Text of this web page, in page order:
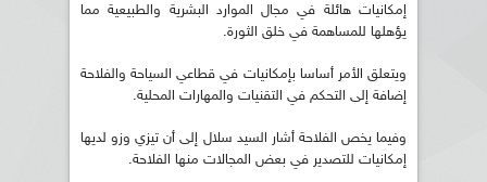
إمكانيات هائلة في مجال الموارد البشرية والطبيعية مما
يؤهلها للمساهمة في خلق الثورة.
ويتعلق الأمر أساسا بإمكانيات في قطاعي السياحة والفلاحة
إضافة إلى التحكم في التقنيات والمهارات المحلية.
وفيما يخص الفلاحة أشار السيد سلال إلى أن تيزي وزو لديها
إمكانيات للتصدير في بعض المجالات منها الفلاحة.